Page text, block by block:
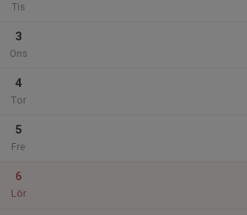
Tis
3
Ons
4
Tor
5
Fre
6
Lör